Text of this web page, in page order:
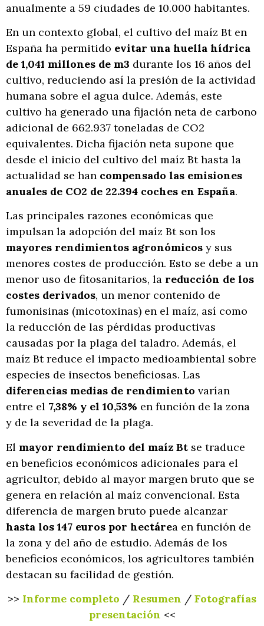
anualmente a 59 ciudades de 10.000 habitantes.
En un contexto global, el cultivo del maíz Bt en
España ha permitido evitar una huella hídrica
de 1,041 millones de m3 durante los 16 años del
cultivo, reduciendo así la presión de la actividad
humana sobre el agua dulce. Además, este
cultivo ha generado una fijación neta de carbono
adicional de 662.937 toneladas de CO2
equivalentes. Dicha fijación neta supone que
desde el inicio del cultivo del maíz Bt hasta la
actualidad se han compensado las emisiones
anuales de CO2 de 22.394 coches en España.
Las principales razones económicas que
impulsan la adopción del maíz Bt son los
mayores rendimientos agronómicos y sus
menores costes de producción. Esto se debe a un
menor uso de fitosanitarios, la reducción de los
costes derivados, un menor contenido de
fumonisinas (micotoxinas) en el maíz, así como
la reducción de las pérdidas productivas
causadas por la plaga del taladro. Además, el
maíz Bt reduce el impacto medioambiental sobre
especies de insectos beneficiosas. Las
diferencias medias de rendimiento varían
entre el 7,38% y el 10,53% en función de la zona
y de la severidad de la plaga.
El mayor rendimiento del maíz Bt se traduce
en beneficios económicos adicionales para el
agricultor, debido al mayor margen bruto que se
genera en relación al maíz convencional. Esta
diferencia de margen bruto puede alcanzar
hasta los 147 euros por hectárea en función de
la zona y del año de estudio. Además de los
beneficios económicos, los agricultores también
destacan su facilidad de gestión.
>> Informe completo / Resumen / Fotografías
presentación <<